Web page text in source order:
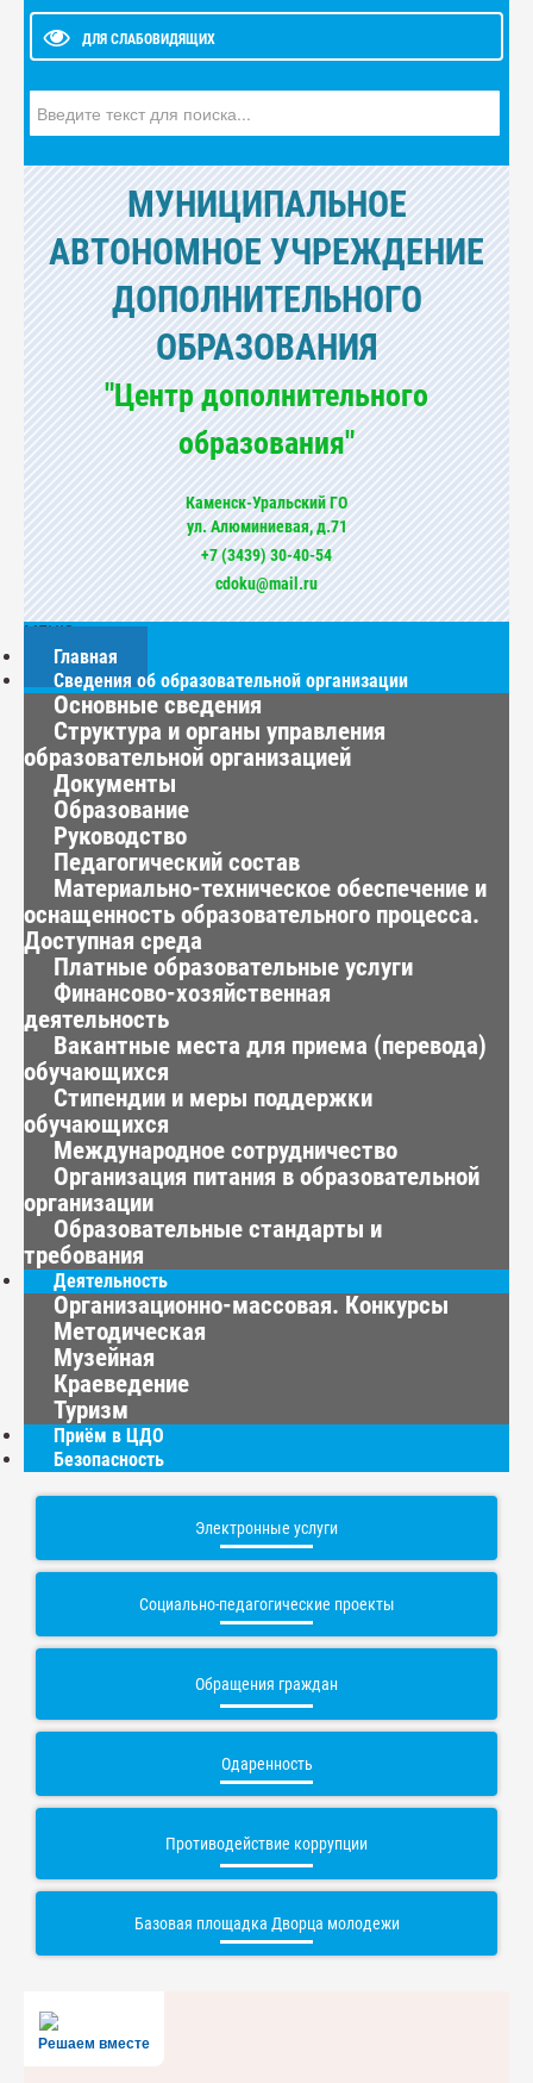
ДЛЯ СЛАБОВИДЯЩИХ
МУНИЦИПАЛЬНОЕ
АВТОНОМНОЕ УЧРЕЖДЕНИЕ
ДОПОЛНИТЕЛЬНОГО
ОБРАЗОВАНИЯ
"Центр дополнительного
образования"
Каменск-Уральский ГО
ул. Алюминиевая, д.71
+7 (3439) 30-40-54
cdoku@mail.ru
МЕНЮ
Главная
Сведения об образовательной организации
Основные сведения
Структура и органы управления
образовательной организацией
Документы
Образование
Руководство
Педагогический состав
Материально-техническое обеспечение и
оснащенность образовательного процесса.
Доступная среда
Платные образовательные услуги
Финансово-хозяйственная
деятельность
Вакантные места для приема (перевода)
обучающихся
Стипендии и меры поддержки
обучающихся
Международное сотрудничество
Организация питания в образовательной
организации
Образовательные стандарты и
требования
Деятельность
Организационно-массовая. Конкурсы
Методическая
Музейная
Краеведение
Туризм
Приём в ЦДО
Безопасность
Электронные услуги
Социально-педагогические проекты
Обращения граждан
Одаренность
Противодействие коррупции
Базовая площадка Дворца молодежи
Решаем вместе